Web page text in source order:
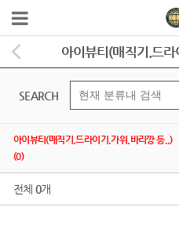
아이뷰티(매직기.드
SEARCH
아이뷰티(매직기.드라이기.가위.바리깡 등..)
(0)
전체 0개